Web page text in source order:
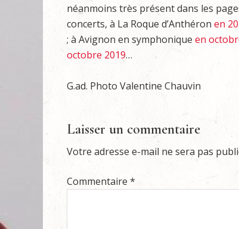
néanmoins très présent dans les
concerts, à La Roque d’Anthéron en
; à Avignon en symphonique en
octobre 2019…
G.ad. Photo Valentine Chauvin
Laisser un commentaire
Votre adresse e-mail ne sera pas
Commentaire *